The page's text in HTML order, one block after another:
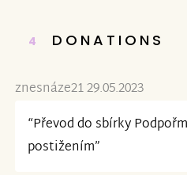
4 DONATIONS
znesnáze21 29.05.2023
“Převod do sbírky
postižením”